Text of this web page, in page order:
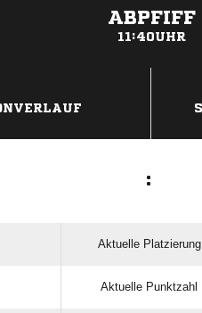
ABPFIFF
11:40UHR
:
Aktuelle Platzierung
Aktuelle Punktzahl